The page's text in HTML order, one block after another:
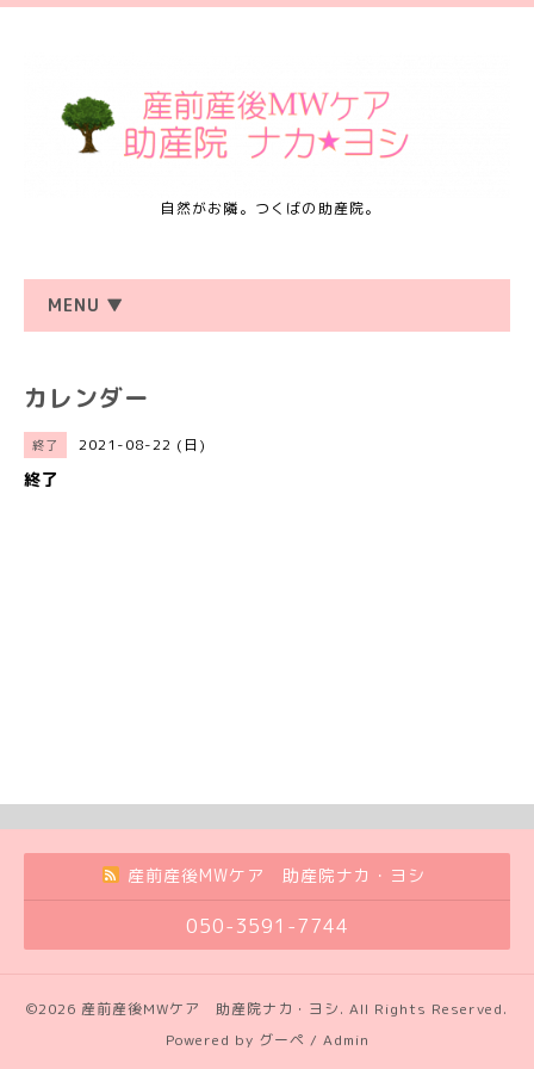
自然がお隣。つくばの助産院。
MENU ▼
カレンダー
終了 2021-08-22 (日)
終了
産前産後MWケア 助産院ナカ・ヨシ
050-3591-7744
©2026 産前産後MWケア 助産院ナカ・ヨシ. All Rights Reserved.
Powered by グーペ / Admin